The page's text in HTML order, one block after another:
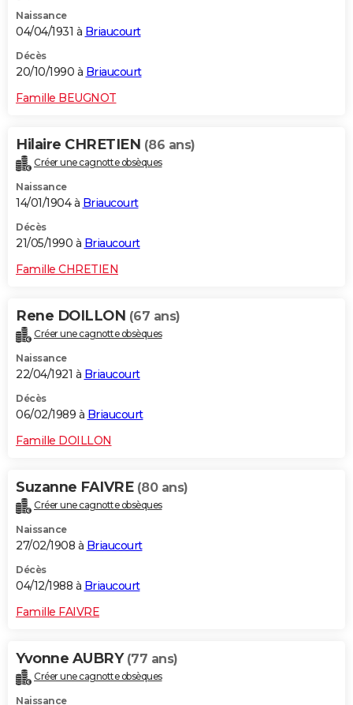
Naissance
04/04/1931 à Briaucourt
Décès
20/10/1990 à Briaucourt
Famille BEUGNOT
Hilaire CHRETIEN (86 ans)
Créer une cagnotte obsèques
Naissance
14/01/1904 à Briaucourt
Décès
21/05/1990 à Briaucourt
Famille CHRETIEN
Rene DOILLON (67 ans)
Créer une cagnotte obsèques
Naissance
22/04/1921 à Briaucourt
Décès
06/02/1989 à Briaucourt
Famille DOILLON
Suzanne FAIVRE (80 ans)
Créer une cagnotte obsèques
Naissance
27/02/1908 à Briaucourt
Décès
04/12/1988 à Briaucourt
Famille FAIVRE
Yvonne AUBRY (77 ans)
Créer une cagnotte obsèques
Naissance